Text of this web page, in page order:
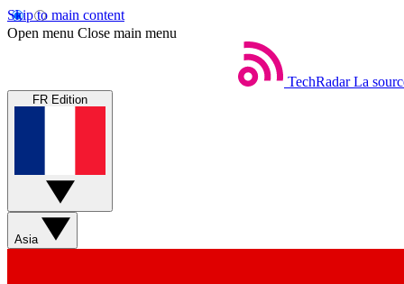
Skip to main content
Open menu Close main menu
TechRadar La
FR Edition
Asia